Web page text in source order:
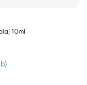
10ml